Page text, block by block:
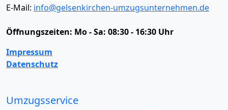
E-Mail: info@gelsenkirchen-umzugsunternehmen.de
Öffnungszeiten: Mo - Sa: 08:30 - 16:30 Uhr
Impressum
Datenschutz
Umzugsservice